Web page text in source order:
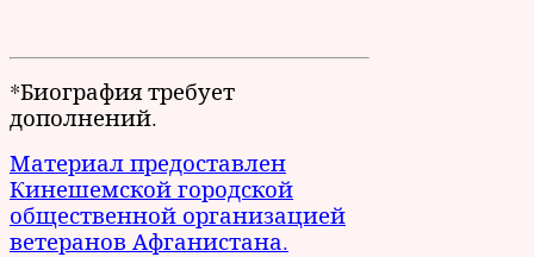
*Биография требует
дополнений.
Материал предоставлен
Кинешемской городской
общественной организацией
ветеранов Афганистана.